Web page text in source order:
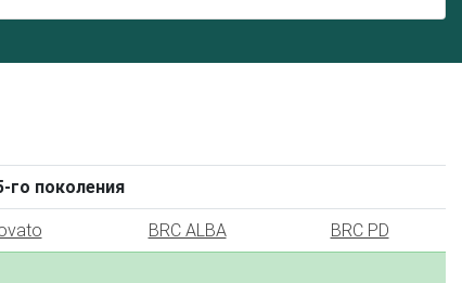
го поколения
BRC ALBA BRC PD